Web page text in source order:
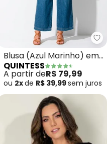
- Blusa (Off White)
Blusa (Azul Marinho) em
Malha de Viscose
QUINTESS
A partir deR$ 79,99
ou 2xde R$ 39,99sem juros